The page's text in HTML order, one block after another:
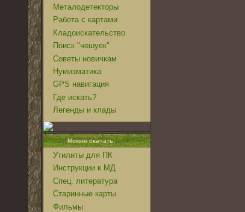
Металодетекторы
Работа с картами
Кладоискательство
Поиск "чешуек"
Советы новичкам
Нумизматика
GPS навигация
Где искать?
Легенды и клады
Можно скачать:
Утилиты для ПК
Инструкции к МД
Спец. литература
Старинные карты
Фильмы